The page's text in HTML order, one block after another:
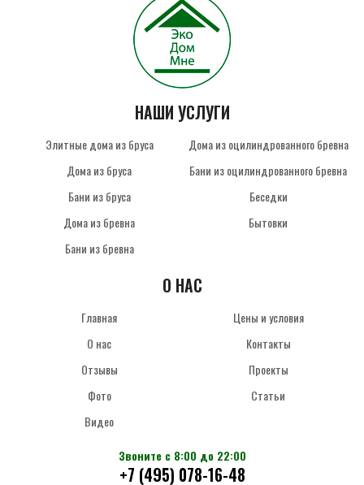
НАШИ УСЛУГИ
Элитные дома из бруса
Дома из бруса
Бани из бруса
Дома из бревна
Бани из бревна
Дома из оцилиндрованного бревна
Бани из оцилиндрованного бревна
Беседки
Бытовки
О НАС
Главная
О нас
Отзывы
Фото
Видео
Цены и условия
Контакты
Проекты
Статьи
Звоните с 8:00 до 22:00
+7 (495) 078-16-48